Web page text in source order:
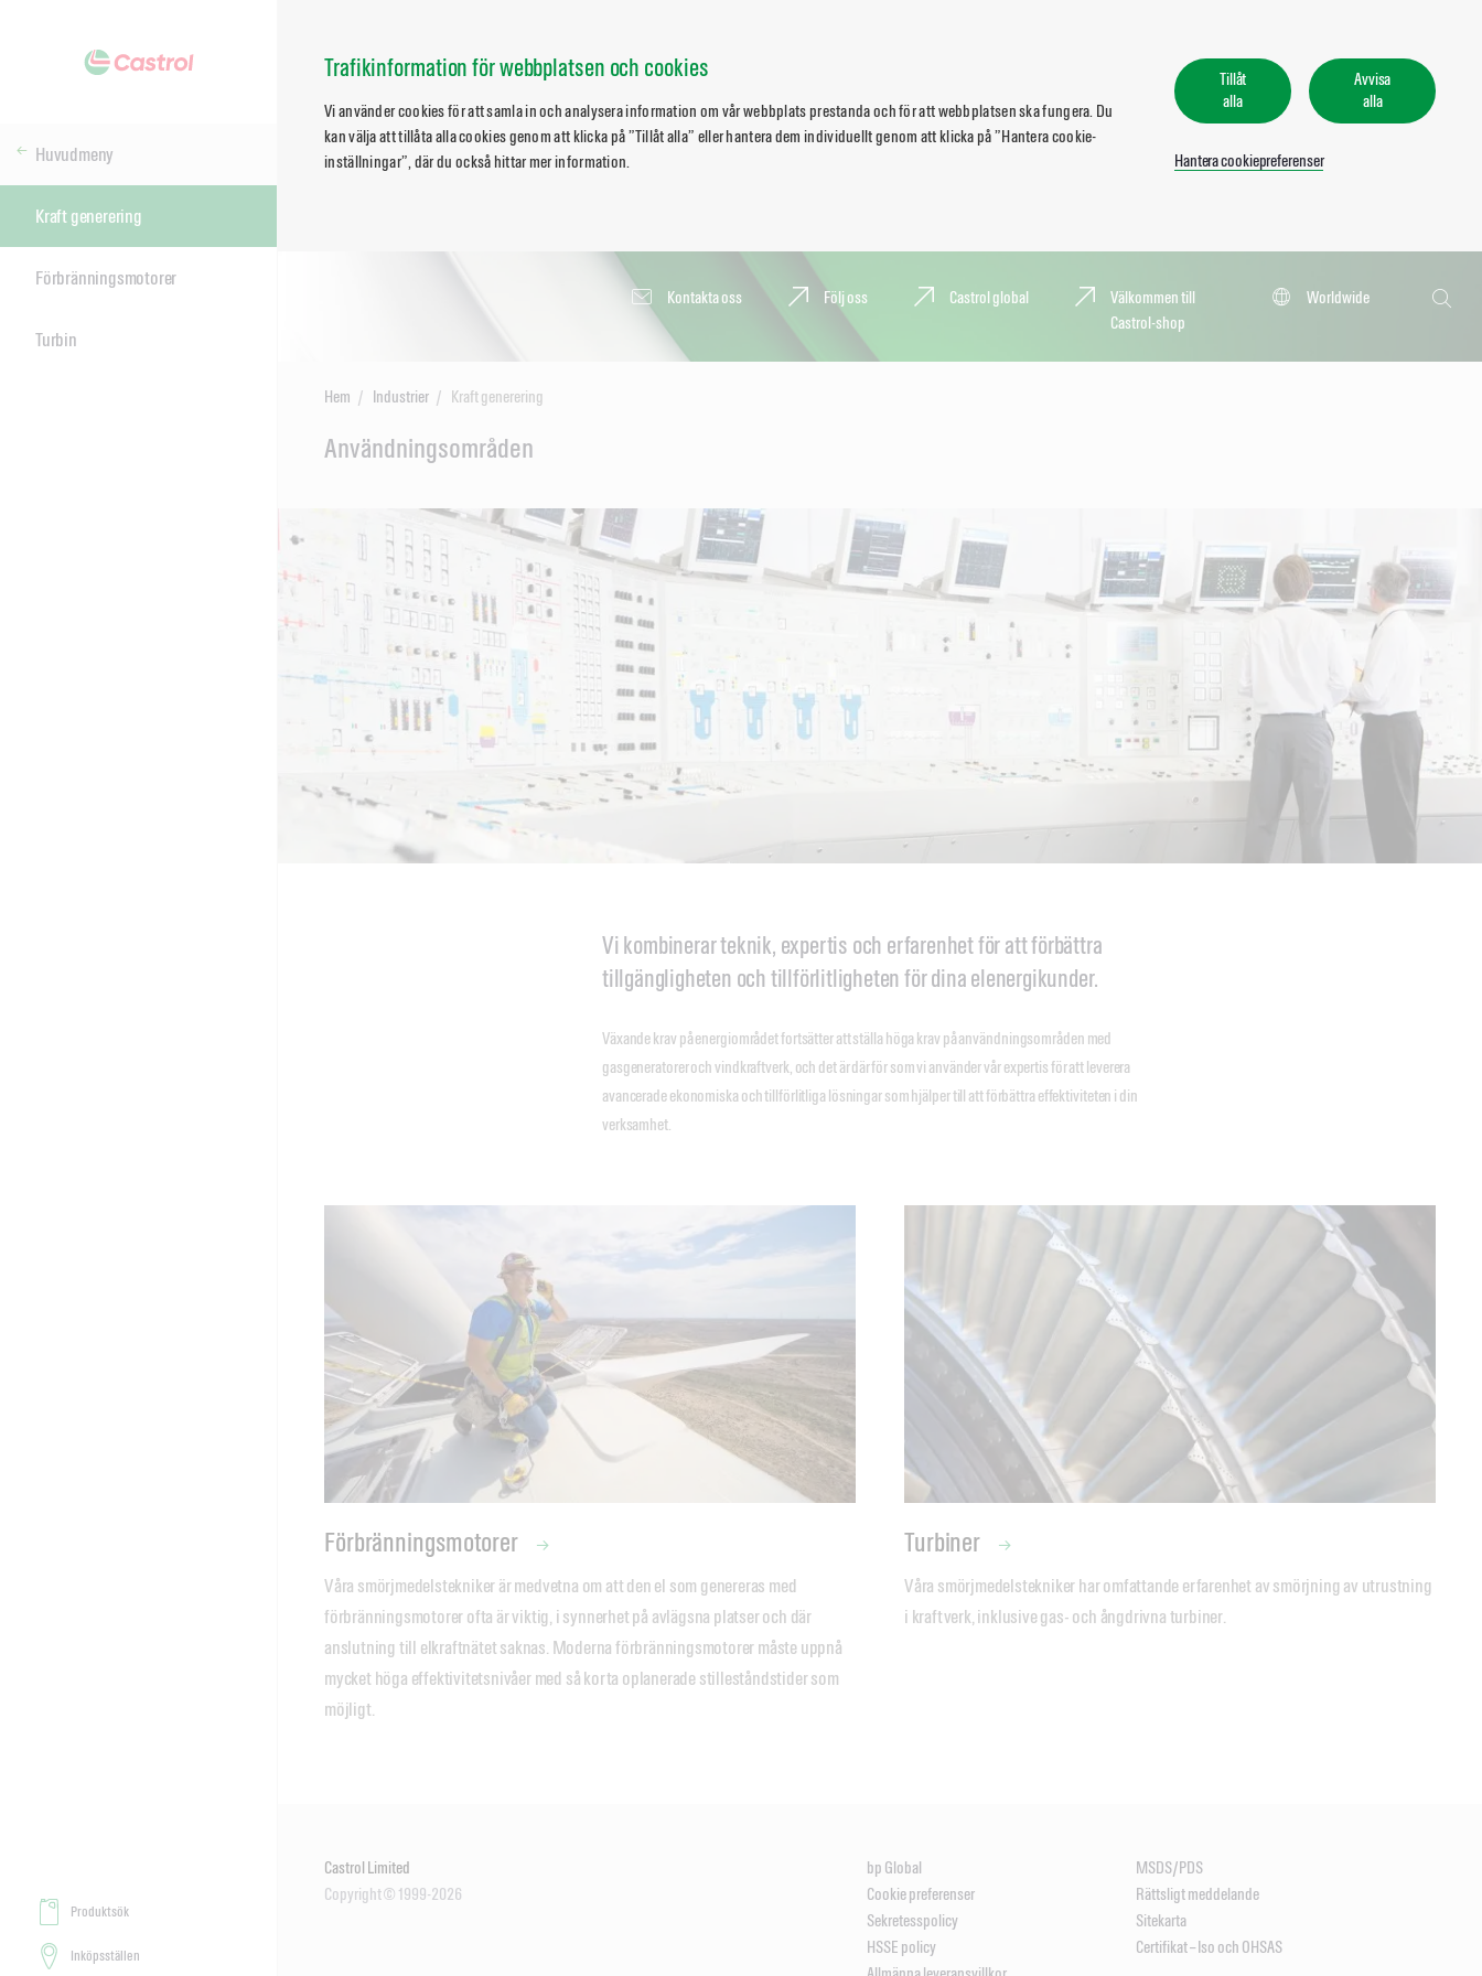
Trafikinformation för webbplatsen och cookies
Vi använder cookies för att samla in och analysera information om vår webbplats prestanda och för att webbplatsen ska fungera. Du
kan välja att tillåta alla cookies genom att klicka på ”Tillåt alla” eller hantera dem individuellt genom att klicka på ”Hantera cookie-
inställningar”, där du också hittar mer information.
Tillåt
alla
Avvisa
alla
Hantera cookiepreferenser
Kontakta oss Följ oss Castrol global
Välkommen till
Castrol-shop
Worldwide
Sök
Huvudmeny
Kraft generering
Förbränningsmotorer
Turbin
Produktsök
Inköpsställen
Hem Industrier Kraft generering
Användningsområden
Vi kombinerar teknik, expertis och erfarenhet för att förbättra
tillgängligheten och tillförlitligheten för dina elenergikunder.
Växande krav på energiområdet fortsätter att ställa höga krav på användningsområden med
gasgeneratorer och vindkraftverk, och det är därför som vi använder vår expertis för att leverera
avancerade ekonomiska och tillförlitliga lösningar som hjälper till att förbättra effektiviteten i din
verksamhet.
Förbränningsmotorer
Våra smörjmedelstekniker är medvetna om att den el som genereras med
förbränningsmotorer ofta är viktig, i synnerhet på avlägsna platser och där
anslutning till elkraftnätet saknas. Moderna förbränningsmotorer måste uppnå
mycket höga effektivitetsnivåer med så korta oplanerade stilleståndstider som
möjligt.
Turbiner
Våra smörjmedelstekniker har omfattande erfarenhet av smörjning av utrustning
i kraftverk, inklusive gas- och ångdrivna turbiner.
Castrol Limited
Copyright © 1999-2026
bp Global
MSDS/PDS
Cookie preferenser
Rättsligt meddelande
Sekretesspolicy
Sitekarta
HSSE policy
Certifikat – Iso och OHSAS